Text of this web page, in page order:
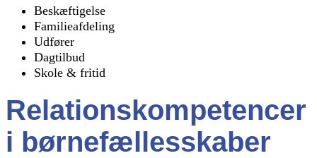
Beskæftigelse
Familieafdeling
Udfører
Dagtilbud
Skole & fritid
Relationskompetencer
i børnefællesskaber